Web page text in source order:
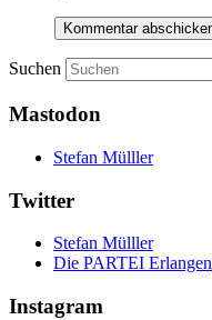
Suchen
Mastodon
Stefan Mülller
Twitter
Stefan Mülller
Die PARTEI Erlangen
Instagram